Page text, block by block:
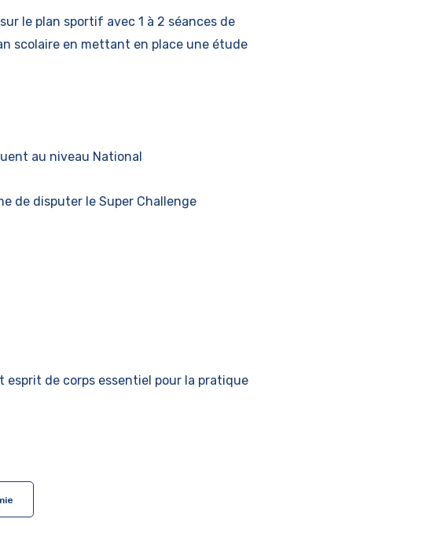
le plan sportif avec 1 à 2 séances de
scolaire en mettant en place une étude
au niveau National
de disputer le Super Challenge
esprit de corps essentiel pour la pratique